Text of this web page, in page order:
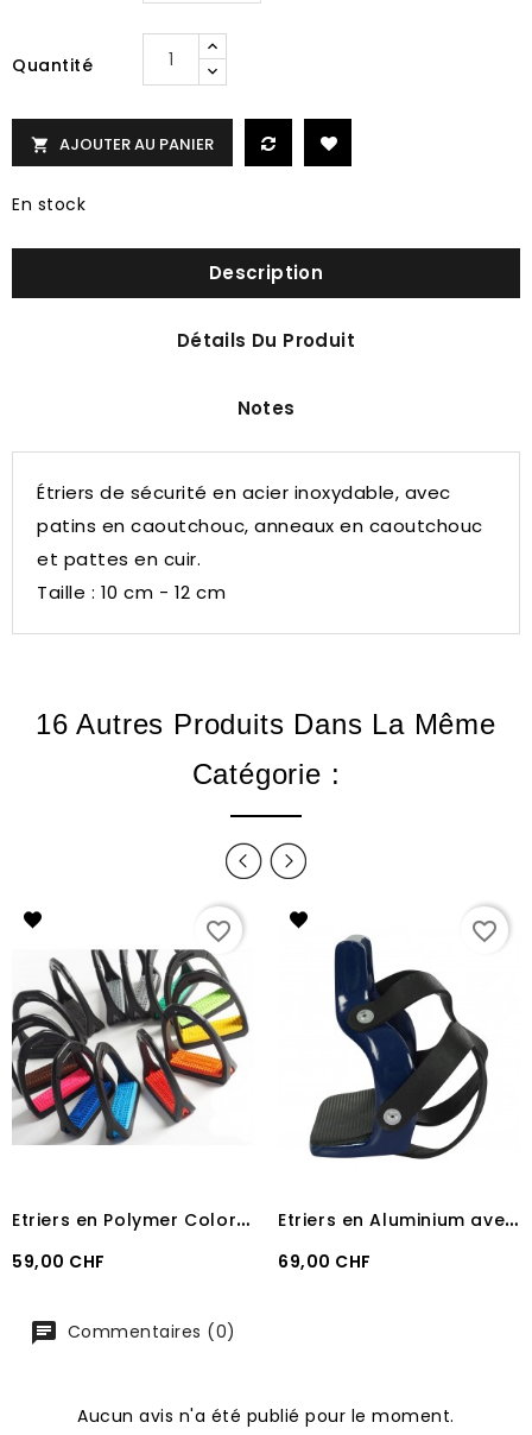
Quantité
 AJOUTER AU PANIER
En stock
Description
Détails Du Produit
Notes
Étriers de sécurité en acier inoxydable, avec
patins en caoutchouc, anneaux en caoutchouc
et pattes en cuir.
Taille : 10 cm - 12 cm
16 Autres Produits Dans La Même
Catégorie :
favorite_border
E
triers en Polymer Colorés
Prix
59,00 CHF
favorite_border
E
triers en Aluminium avec cage Navy
Prix
69,00 CHF
Commentaires (0)
Aucun avis n'a été publié pour le moment.